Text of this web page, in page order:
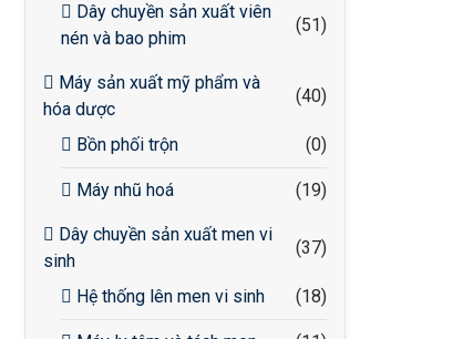
Dây chuyền sản xuất viên
nén và bao phim
(51)
Máy sản xuất mỹ phẩm và
hóa dược
(40)
Bồn phối trộn (0)
Máy nhũ hoá (19)
Dây chuyền sản xuất men vi
sinh
(37)
Hệ thống lên men vi sinh (18)